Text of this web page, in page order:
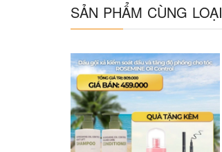
SẢN PHẨM CÙNG LOẠI